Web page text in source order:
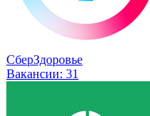
СберЗдоровье
Вакансии: 31